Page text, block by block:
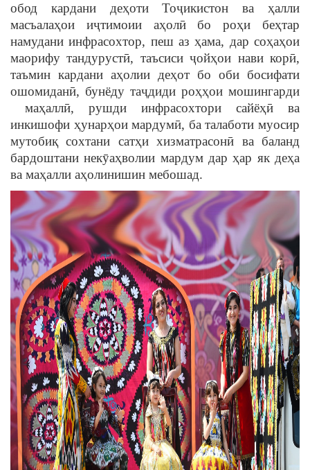
обод кардани деҳоти Тоҷикистон ва ҳалли
масъалаҳои иҷтимоии аҳолӣ бо роҳи беҳтар
намудани инфрасохтор, пеш аз ҳама, дар соҳаҳои
маорифу тандурустӣ, таъсиси ҷойҳои нави корӣ,
таъмин кардани аҳолии деҳот бо оби босифати
ошомиданӣ, бунёду таҷдиди роҳҳои мошингарди
маҳаллӣ, рушди инфрасохтори сайёҳӣ ва
инкишофи ҳунарҳои мардумӣ, ба талаботи муосир
мутобиқ сохтани сатҳи хизматрасонӣ ва баланд
бардоштани некӯаҳволии мардум дар ҳар як деҳа
ва маҳалли аҳолинишин мебошад.